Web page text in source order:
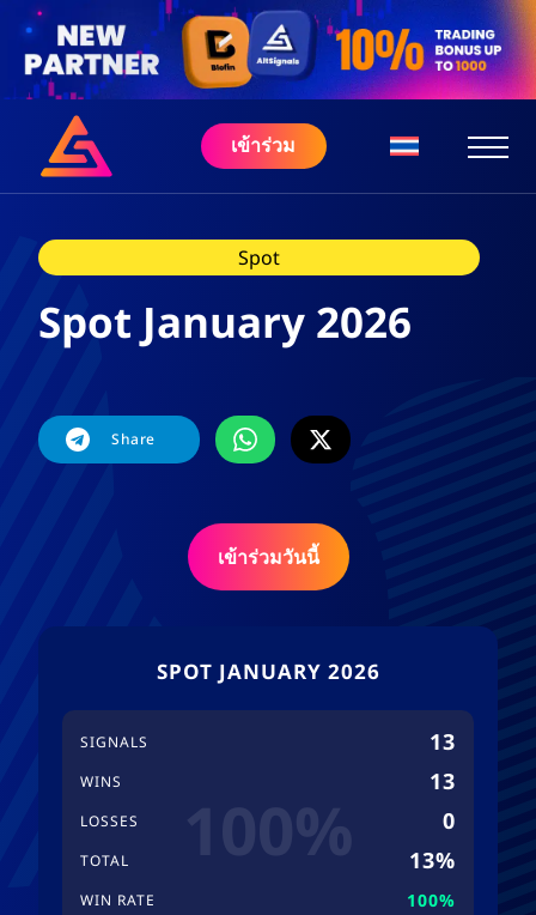
เข้าร่วม
Spot
Spot January 2026
Share
เข้าร่วมวันนี้
SPOT JANUARY 2026
SIGNALS 13
WINS 13
LOSSES 0
TOTAL 13%
WIN RATE 100%